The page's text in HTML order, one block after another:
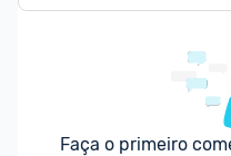
Faça o primeiro